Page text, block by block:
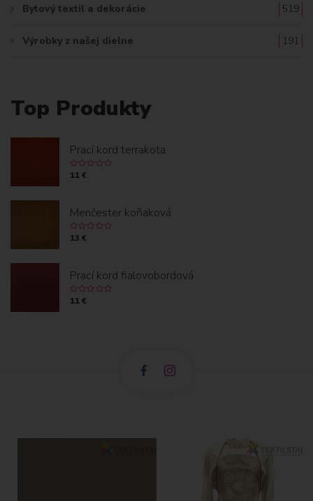
Bytový textil a dekorácie 519
Výrobky z našej dielne 191
Top Produkty
Prací kord terrakota
11 €
Menčester koňaková
13 €
Prací kord fialovobordová
11 €